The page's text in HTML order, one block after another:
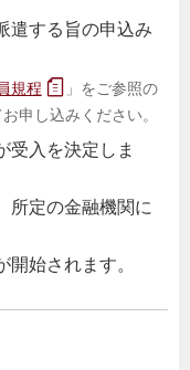
遣する旨の申込み
規程
」をご参照の
お申し込みください。
受入を決定しま
所定の金融機関に
始されます。